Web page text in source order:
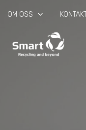
OM OSS keyboard_arrow_down